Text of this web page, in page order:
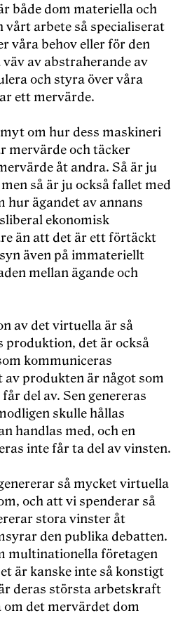
både dom materiella och
vårt arbete så specialiserat
våra behov eller för den
av abstraherande av
och styra över våra
ett mervärde.
om hur dess maskineri
mervärde och täcker
åt andra. Så är ju
så är ju också fallet med
ägandet av annans
ekonomisk
än att det är ett förtäckt
även på immateriellt
mellan ägande och
av det virtuella är så
produktion, det är också
kommuniceras
produkten är något som
del av. Sen genereras
skulle hållas
handlas med, och en
inte får ta del av vinsten.
så mycket virtuella
och att vi spenderar så
stora vinster åt
den publika debatten.
multinationella företagen
är kanske inte så konstigt
deras största arbetskraft
det mervärdet dom